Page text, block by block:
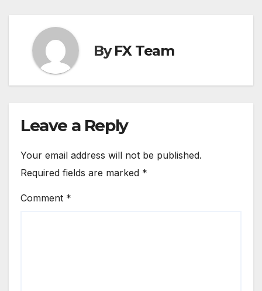
ByFX Team
Leave a Reply
Your email address will not be published.
Required fields are marked *
Comment *